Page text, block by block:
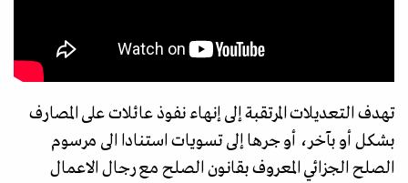
تهدف التعديلات المرتقبة إلى إنهاء نفوذ عائلات على المصارف
بشكل أو بآخر، أو جرها إلى تسويات استنادا الى مرسوم
الصلح الجزائي المعروف بقانون الصلح مع رجال الاعمال